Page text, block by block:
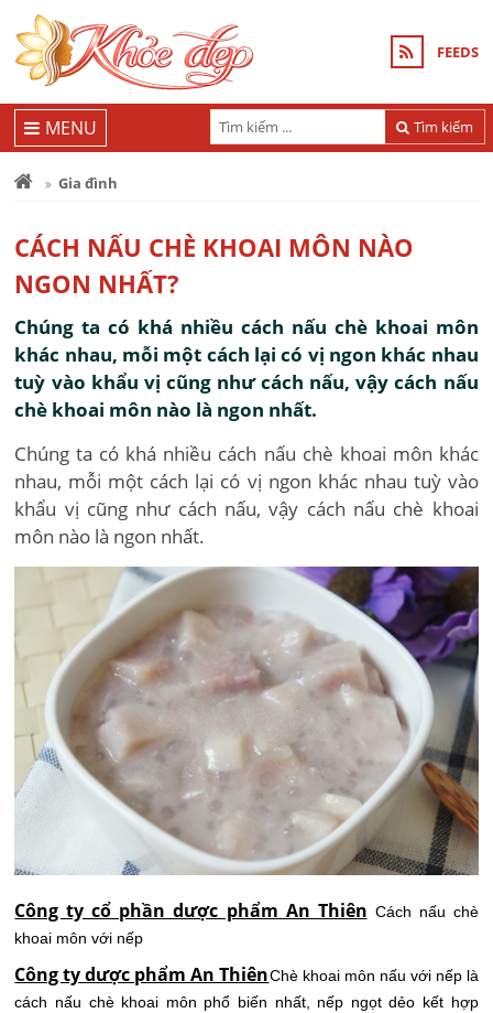
FEEDS
Tìm kiếm
MENU
Gia đình
CÁCH NẤU CHÈ KHOAI MÔN NÀO
NGON NHẤT?
Chúng ta có khá nhiều cách nấu chè khoai môn
khác nhau, mỗi một cách lại có vị ngon khác nhau
tuỳ vào khẩu vị cũng như cách nấu, vậy cách nấu
chè khoai môn nào là ngon nhất.
Chúng ta có khá nhiều cách nấu chè khoai môn khác
nhau, mỗi một cách lại có vị ngon khác nhau tuỳ vào
khẩu vị cũng như cách nấu, vậy cách nấu chè khoai
môn nào là ngon nhất.
Công ty cổ phần dược phẩm An Thiên Cách nấu chè
khoai môn với nếp
Công ty dược phẩm An ThiênChè khoai môn nấu với nếp là
cách nấu chè khoai môn phổ biến nhất, nếp ngọt dẻo kết hợp